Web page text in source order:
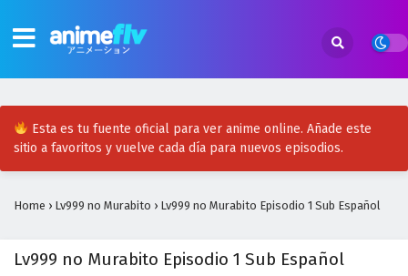
Esta es tu fuente oficial para ver anime online. Añade este
sitio a favoritos y vuelve cada día para nuevos episodios.
Home › Lv999 no Murabito › Lv999 no Murabito Episodio 1 Sub Español
Lv999 no Murabito Episodio 1 Sub Español